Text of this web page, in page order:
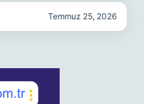
Temmuz 25, 2026